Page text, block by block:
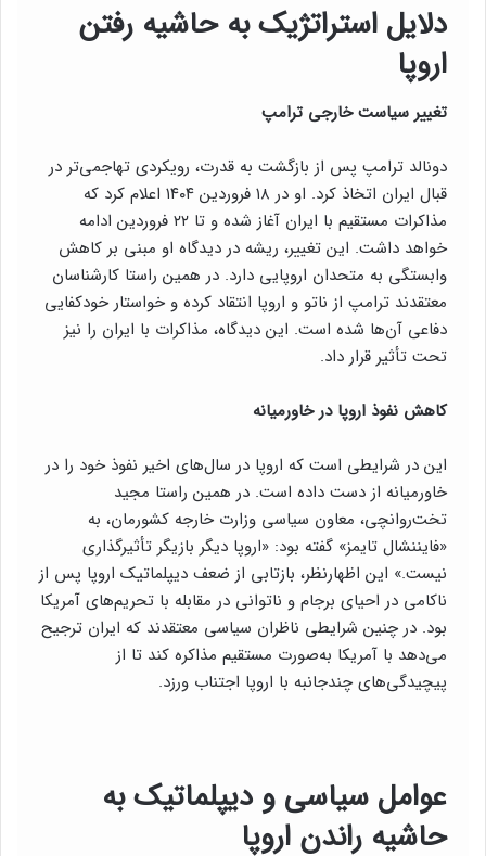
دلایل استراتژیک به حاشیه رفتن
اروپا
تغییر سیاست خارجی ترامپ
دونالد ترامپ پس از بازگشت به قدرت، رویکردی تهاجمی‌تر در
قبال ایران اتخاذ کرد. او در ۱۸ فروردین ۱۴۰۴ اعلام کرد که
مذاکرات مستقیم با ایران آغاز شده و تا ۲۲ فروردین ادامه
خواهد داشت. این تغییر، ریشه در دیدگاه او مبنی بر کاهش
وابستگی به متحدان اروپایی دارد. در همین راستا کارشناسان
معتقدند ترامپ از ناتو و اروپا انتقاد کرده و خواستار خودکفایی
دفاعی آن‌ها شده است. این دیدگاه، مذاکرات با ایران را نیز
تحت تأثیر قرار داد.
کاهش نفوذ اروپا در خاورمیانه
این در شرایطی است که اروپا در سال‌های اخیر نفوذ خود را در
خاورمیانه از دست داده است. در همین راستا مجید
تخت‌روانچی، معاون سیاسی وزارت خارجه کشورمان، به
«فایننشال تایمز» گفته بود: «اروپا دیگر بازیگر تأثیرگذاری
نیست.» این اظهارنظر، بازتابی از ضعف دیپلماتیک اروپا پس از
ناکامی در احیای برجام و ناتوانی در مقابله با تحریم‌های آمریکا
بود. در چنین شرایطی ناظران سیاسی معتقدند که ایران ترجیح
می‌دهد با آمریکا به‌صورت مستقیم مذاکره کند تا از
پیچیدگی‌های چندجانبه با اروپا اجتناب ورزد.
عوامل سیاسی و دیپلماتیک به
حاشیه راندن اروپا